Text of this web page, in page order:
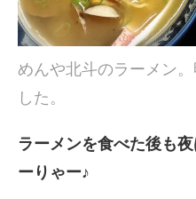
めんや北斗のラーメン
した。
ラーメンを食べた後も
ーりゃー♪